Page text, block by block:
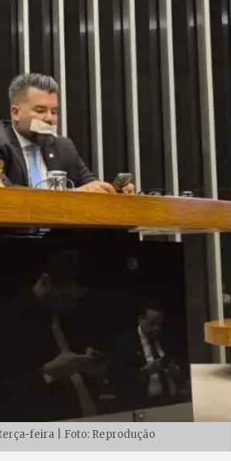
feira | Foto: Reprodução